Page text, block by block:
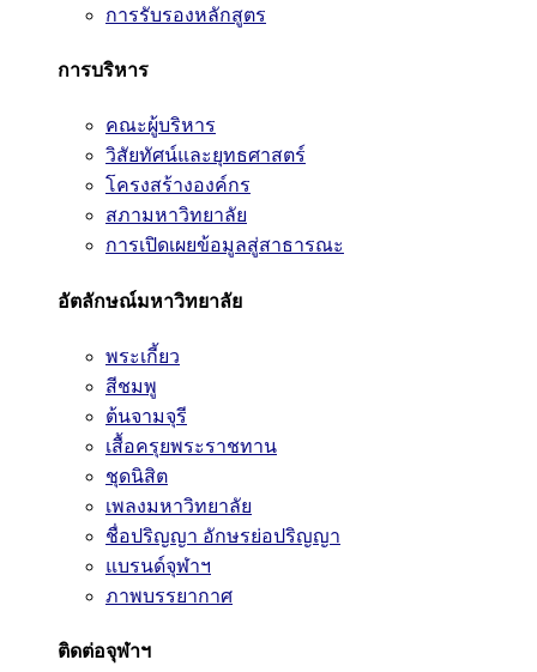
การรับรองหลักสูตร
การบริหาร
คณะผู้บริหาร
วิสัยทัศน์และยุทธศาสตร์
โครงสร้างองค์กร
สภามหาวิทยาลัย
การเปิดเผยข้อมูลสู่สาธารณะ
อัตลักษณ์มหาวิทยาลัย
พระเกี้ยว
สีชมพู
ต้นจามจุรี
เสื้อครุยพระราชทาน
ชุดนิสิต
เพลงมหาวิทยาลัย
ชื่อปริญญา อักษรย่อปริญญา
แบรนด์จุฬาฯ
ภาพบรรยากาศ
ติดต่อจุฬาฯ